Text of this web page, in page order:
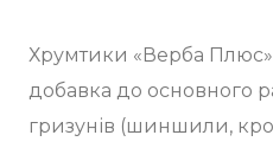
Хрумтики «Верба
добавка до основного
гризунів (шиншили,